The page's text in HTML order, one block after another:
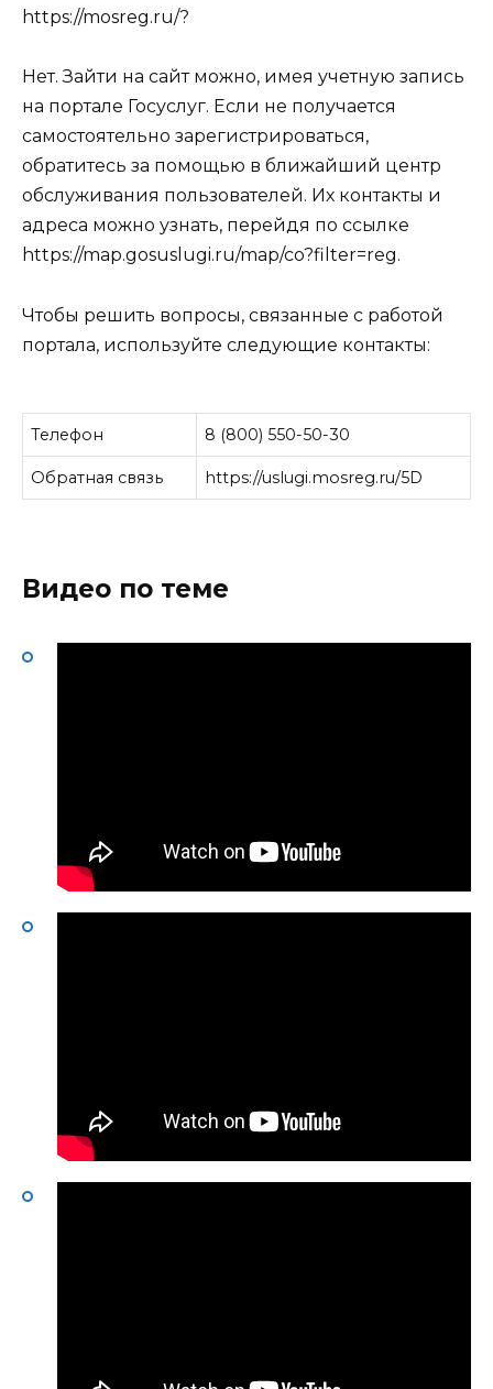
https://mosreg.ru/?
Нет. Зайти на сайт можно, имея учетную запись
на портале Госуслуг. Если не получается
самостоятельно зарегистрироваться,
обратитесь за помощью в ближайший центр
обслуживания пользователей. Их контакты и
адреса можно узнать, перейдя по ссылке
https://map.gosuslugi.ru/map/co?filter=reg.
Чтобы решить вопросы, связанные с работой
портала, используйте следующие контакты:
Телефон 8 (800) 550-50-30
Обратная связь https://uslugi.mosreg.ru/5D
Видео по теме